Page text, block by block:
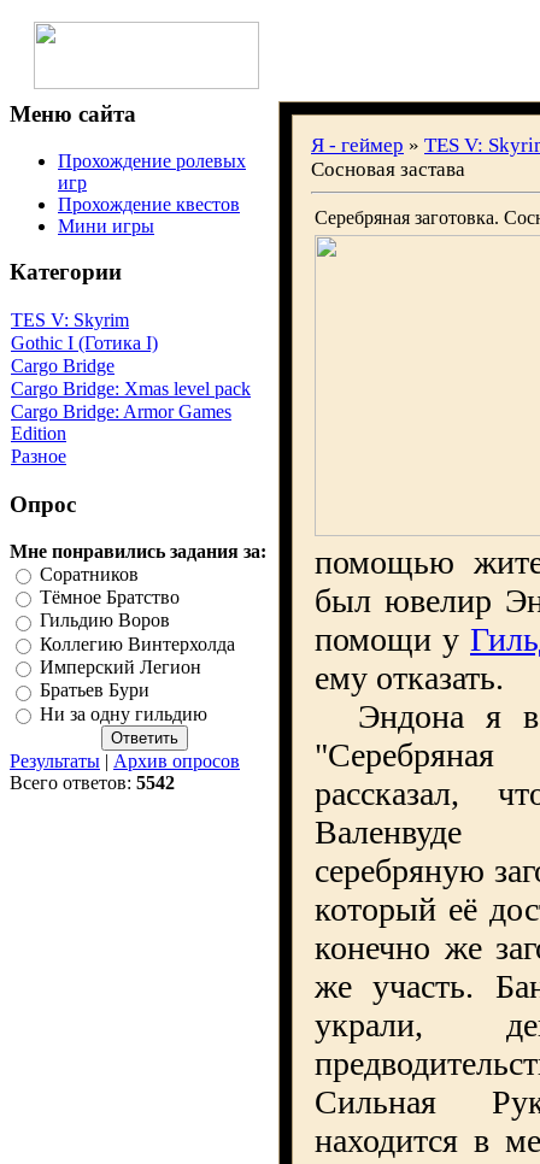
Меню сайта
Прохождение ролевых
игр
Прохождение квестов
Мини игры
Категории
TES V: Skyrim
Gothic I (Готика I)
Cargo Bridge
Cargo Bridge: Xmas level pack
Cargo Bridge: Armor Games
Edition
Разное
Опрос
Мне понравились задания за:
Соратников
Тёмное Братство
Гильдию Воров
Коллегию Винтерхолда
Имперский Легион
Братьев Бури
Ни за одну гильдию
Результаты | Архив опросов
Всего ответов: 5542
Я - геймер » TES V:
Сосновая застава
Серебряная заготовка.
помощью
был ювелир
помощи у
ему отказать.
Эндона я
рассказал,
серебряную
который её
конечно же
же участь.
украли,
Сильная
находится в